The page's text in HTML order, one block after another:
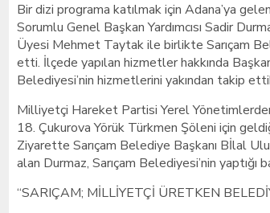
Bir dizi programa katılmak için Adana’ya
Sorumlu Genel Başkan Yardımcısı Sadir
Üyesi Mehmet Taytak ile birlikte Sarıçam
etti. İlçede yapılan hizmetler hakkında
Belediyesi’nin hizmetlerini yakından takip
Milliyetçi Hareket Partisi Yerel
18. Çukurova Yörük Türkmen Şöleni için
Ziyarette Sarıçam Belediye Başkanı Bİlal
alan Durmaz, Sarıçam Belediyesi’nin
“SARIÇAM; MİLLİYETÇİ ÜRETKEN